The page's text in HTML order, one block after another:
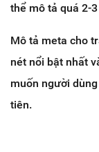
thể mô tả quá 2-
Mô tả meta cho
nét nổi bật nhất
muốn người
tiên.